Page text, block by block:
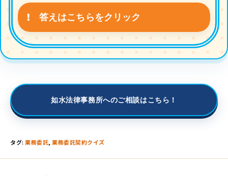
答えはこちらをクリック
如水法律事務所へのご相談はこちら！
タグ: 業務委託 業務委託契約クイズ